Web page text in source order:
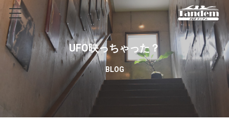
UFO映っちゃった？
BLOG